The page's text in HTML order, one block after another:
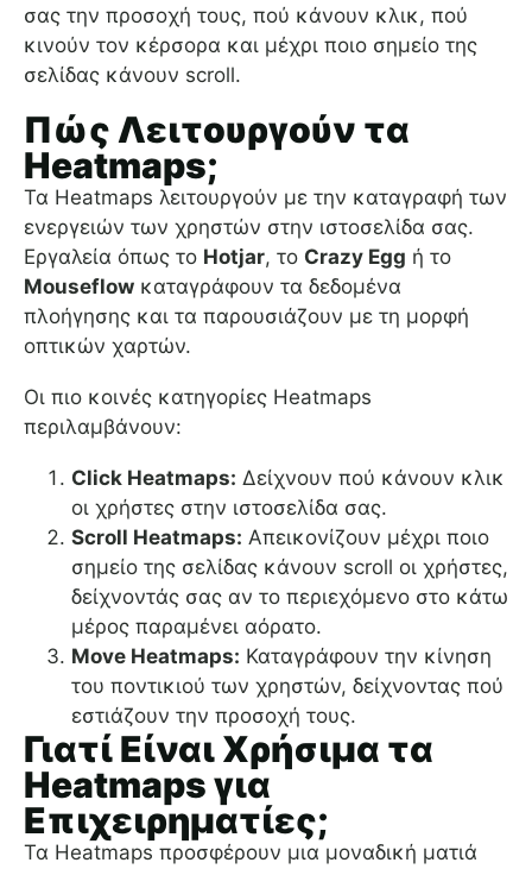
σας την προσοχή τους, πού κάνουν κλικ, πού
κινούν τον κέρσορα και μέχρι ποιο σημείο της
σελίδας κάνουν scroll.
Πώς Λειτουργούν τα
Heatmaps;
Τα Heatmaps λειτουργούν με την καταγραφή των
ενεργειών των χρηστών στην ιστοσελίδα σας.
Εργαλεία όπως το Hotjar, το Crazy Egg ή το
Mouseflow καταγράφουν τα δεδομένα
πλοήγησης και τα παρουσιάζουν με τη μορφή
οπτικών χαρτών.
Οι πιο κοινές κατηγορίες Heatmaps
περιλαμβάνουν:
Click Heatmaps: Δείχνουν πού κάνουν κλικ
οι χρήστες στην ιστοσελίδα σας.
Scroll Heatmaps: Απεικονίζουν μέχρι ποιο
σημείο της σελίδας κάνουν scroll οι χρήστες,
δείχνοντάς σας αν το περιεχόμενο στο κάτω
μέρος παραμένει αόρατο.
Move Heatmaps: Καταγράφουν την κίνηση
του ποντικιού των χρηστών, δείχνοντας πού
εστιάζουν την προσοχή τους.
Γιατί Είναι Χρήσιμα τα
Heatmaps για
Επιχειρηματίες;
Τα Heatmaps προσφέρουν μια μοναδική ματιά